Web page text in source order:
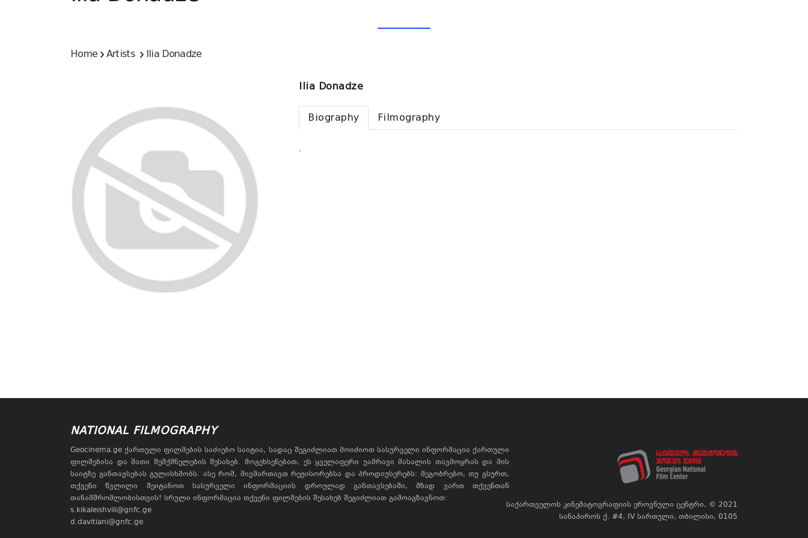
Home Artists Ilia Donadze
Ilia Donadze
Biography Filmography
.
NATIONAL FILMOGRAPHY
Geocinema.ge ქართული ფილმების საძიებო საიტია, სადაც შეგიძლიათ მოიძიოთ სასურველი ინფორმაცია ქართული
ფილმებისა და მათი შემქმნელების შესახებ. მოგეხსენებათ, ეს ყველაფერი უამრავი მასალის თავმოყრას და მის
საიტზე განთავსებას გულისხმობს. ასე რომ, მივმართავთ რეჟისორებსა და პროდიუსერებს: მეგობრებო, თუ გსურთ,
თქვენი წვლილი შეიტანოთ სასურველი ინფორმაციის დროულად განთავსებაში, მზად ვართ თქვენთან
თანამშრომლობისთვის! სრული ინფორმაცია თქვენი ფილმების შესახებ შეგიძლიათ გამოაგზავნოთ:
s.kikaleishvili@gnfc.ge
d.davitiani@gnfc.ge
საქართველოს კინემატოგრაფიის ეროვნული ცენტრი, © 2021
სანაპიროს ქ. #4, IV სართული, თბილისი, 0105